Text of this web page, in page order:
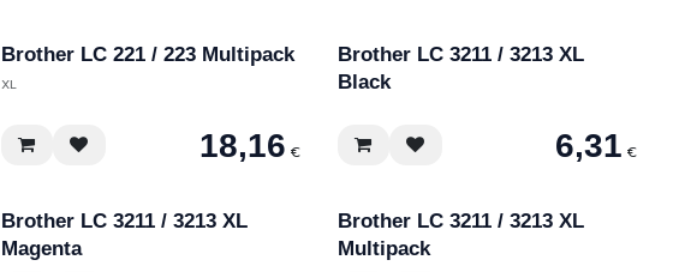
Brother LC 221 / 223 Multipack
XL
18,16 €
Brother LC 3211 / 3213 XL
Black
6,31 €
Brother LC 3211 / 3213 XL
Magenta
Brother LC 3211 / 3213 XL
Multipack